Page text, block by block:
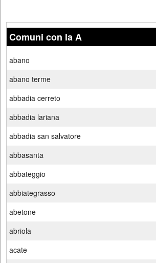
Comuni con la A
abano
abano terme
abbadia cerreto
abbadia lariana
abbadia san salvatore
abbasanta
abbateggio
abbiategrasso
abetone
abriola
acate